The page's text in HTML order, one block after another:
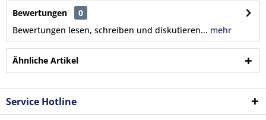
Bewertungen
0
Bewertungen lesen, schreiben und diskutieren... mehr
Ähnliche Artikel
Service Hotline